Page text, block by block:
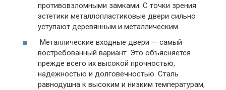
противовзломными замками. С точки зрения
эстетики металлопластиковые двери сильно
уступают деревянным и металлическим.
Металлические входные двери — самый
востребованный вариант. Это объясняется
прежде всего их высокой прочностью,
надежностью и долговечностью. Сталь
равнодушна к высоким и низким температурам,